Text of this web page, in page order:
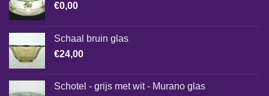
€0,00
Schaal bruin glas
€24,00
Schotel - grijs met wit - Murano glas